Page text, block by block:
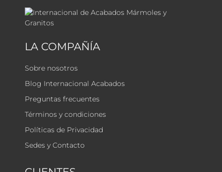
LA COMPAÑÍA
Sobre nosotros
Blog Internacional Acabados
Preguntas frecuentes
Términos y condiciones
Políticas de Privacidad
Sedes y Contacto